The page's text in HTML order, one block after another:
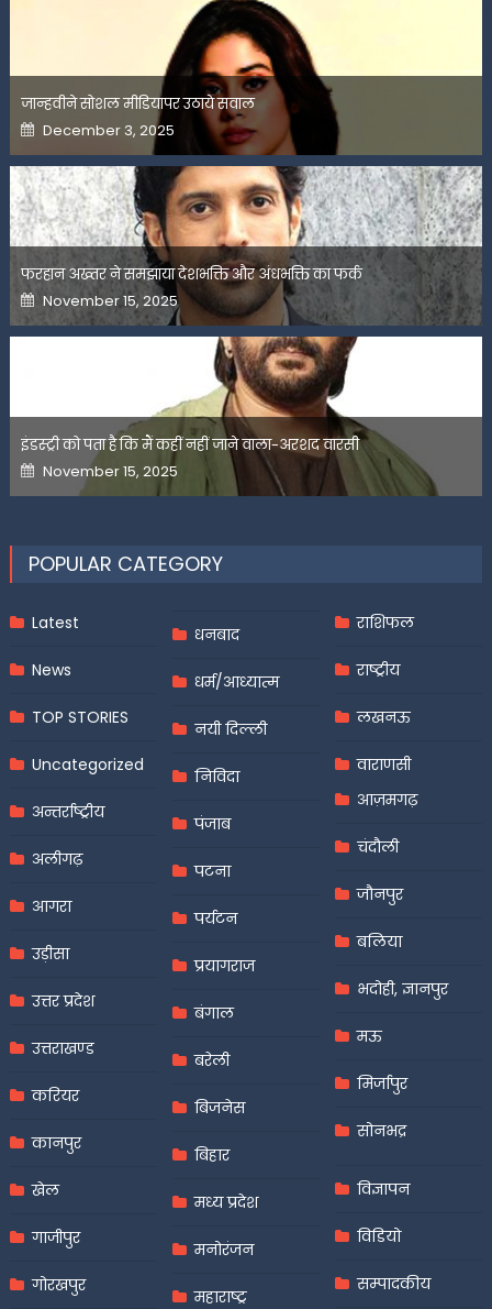
जान्हवीने सोशल मीडियापर उठाये सवाल
Posted
on
December 3, 2025
फरहान अख्तर ने समझाया देशभक्ति और अंधभक्ति का फर्क
Posted
on
November 15, 2025
इंडस्ट्री को पता है कि मैं कहीं नहीं जाने वाला-अरशद वारसी
Posted
on
November 15, 2025
POPULAR CATEGORY
Latest
News
TOP STORIES
Uncategorized
अन्तर्राष्ट्रीय
अलीगढ़
आगरा
उड़ीसा
उत्तर प्रदेश
उत्तराखण्ड
करियर
कानपुर
खेल
गाजीपुर
गोरखपुर
धनबाद
धर्म/आध्यात्म
नयी दिल्ली
निविदा
पंजाब
पटना
पर्यटन
प्रयागराज
बंगाल
बरेली
बिजनेस
बिहार
मध्य प्रदेश
मनोरंजन
महाराष्ट्र
राशिफल
राष्ट्रीय
लखनऊ
वाराणसी
आज़मगढ़
चंदौली
जौनपुर
बलिया
भदोही, ज्ञानपुर
मऊ
मिर्जापुर
सोनभद्र
विज्ञापन
विडियो
सम्पादकीय